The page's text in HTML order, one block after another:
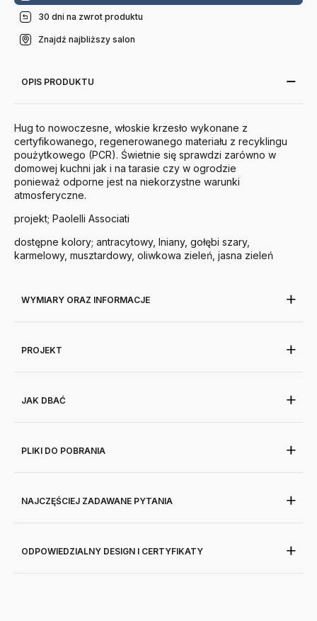
30 dni na zwrot produktu
Znajdź najbliższy salon
OPIS PRODUKTU
Hug to nowoczesne, włoskie krzesło wykonane z
certyfikowanego, regenerowanego materiału z recyklingu
poużytkowego (PCR). Świetnie się sprawdzi zarówno w
domowej kuchni jak i na tarasie czy w ogrodzie
ponieważ odporne jest na niekorzystne warunki
atmosferyczne.
projekt; Paolelli Associati
dostępne kolory; antracytowy, lniany, gołębi szary,
karmelowy, musztardowy, oliwkowa zieleń, jasna zieleń
WYMIARY ORAZ INFORMACJE
PROJEKT
JAK DBAĆ
PLIKI DO POBRANIA
NAJCZĘŚCIEJ ZADAWANE PYTANIA
ODPOWIEDZIALNY DESIGN I CERTYFIKATY